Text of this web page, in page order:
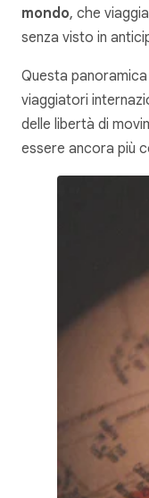
mondo, che
senza visto in
Questa panoramica
viaggiatori
delle libertà di
essere ancora più